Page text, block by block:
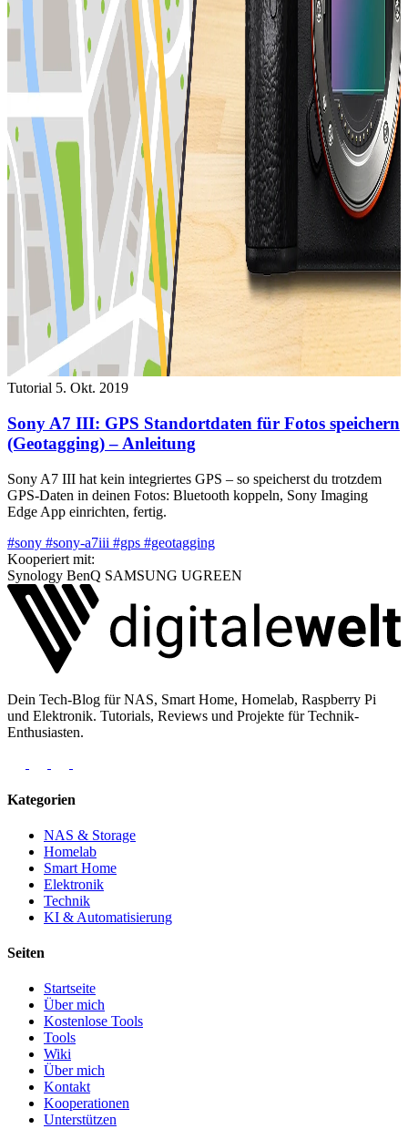
Tutorial 5. Okt. 2019
Sony A7 III: GPS Standortdaten für Fotos speichern
(Geotagging) – Anleitung
Sony A7 III hat kein integriertes GPS – so speicherst du trotzdem
GPS-Daten in deinen Fotos: Bluetooth koppeln, Sony Imaging
Edge App einrichten, fertig.
#sony #sony-a7iii #gps #geotagging
Kooperiert mit:
Synology BenQ SAMSUNG UGREEN
Dein Tech-Blog für NAS, Smart Home, Homelab, Raspberry Pi
und Elektronik. Tutorials, Reviews und Projekte für Technik-
Enthusiasten.
Kategorien
NAS & Storage
Homelab
Smart Home
Elektronik
Technik
KI & Automatisierung
Seiten
Startseite
Über mich
Kostenlose Tools
Tools
Wiki
Über mich
Kontakt
Kooperationen
Unterstützen